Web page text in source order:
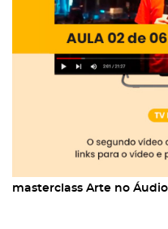
masterclass Arte no